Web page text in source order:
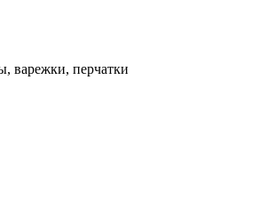
варежки, перчатки